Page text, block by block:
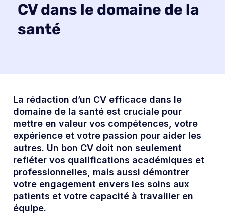
CV dans le domaine de la
santé
La rédaction d’un CV efficace dans le
domaine de la santé est cruciale pour
mettre en valeur vos compétences, votre
expérience et votre passion pour aider les
autres. Un bon CV doit non seulement
refléter vos qualifications académiques et
professionnelles, mais aussi démontrer
votre engagement envers les soins aux
patients et votre capacité à travailler en
équipe.